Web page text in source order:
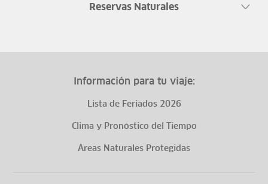
Reservas Naturales
Información para tu viaje:
Lista de Feriados 2026
Clima y Pronóstico del Tiempo
Áreas Naturales Protegidas